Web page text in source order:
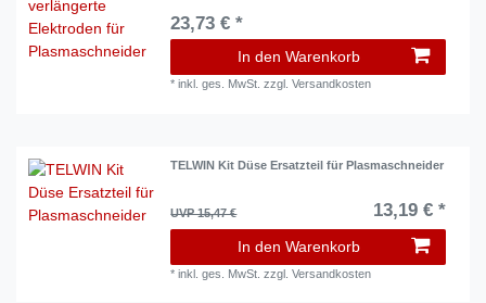
23,73 € *
In den Warenkorb
*inkl. ges. MwSt. zzgl.Versandkosten
TELWIN Kit Düse Ersatzteil für Plasmaschneider
UVP 15,47 € 13,19 € *
In den Warenkorb
*inkl. ges. MwSt. zzgl.Versandkosten